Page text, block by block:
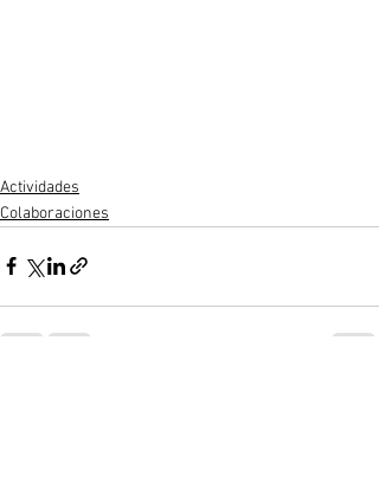
Actividades
Colaboraciones